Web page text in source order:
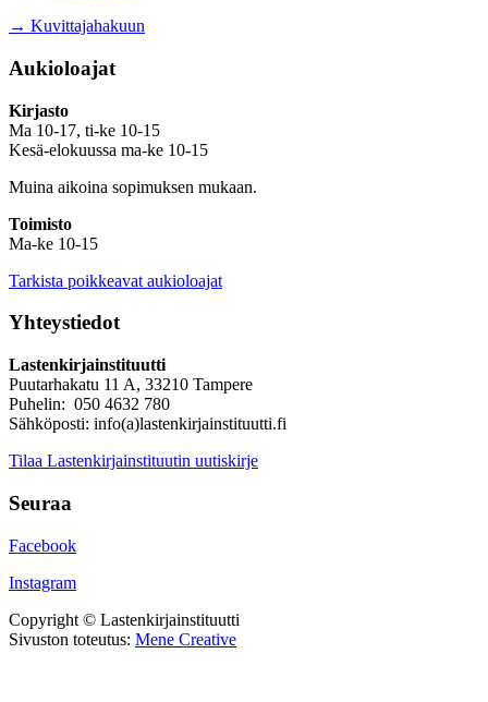
→ Kuvittajahakuun
Aukioloajat
Kirjasto
Ma 10-17, ti-ke 10-15
Kesä-elokuussa ma-ke 10-15
Muina aikoina sopimuksen mukaan.
Toimisto
Ma-ke 10-15
Tarkista poikkeavat aukioloajat
Yhteystiedot
Lastenkirjainstituutti
Puutarhakatu 11 A, 33210 Tampere
Puhelin: 050 4632 780
Sähköposti: info(a)lastenkirjainstituutti.fi
Tilaa Lastenkirjainstituutin uutiskirje
Seuraa
Facebook
Instagram
Copyright © Lastenkirjainstituutti
Sivuston toteutus: Mene Creative